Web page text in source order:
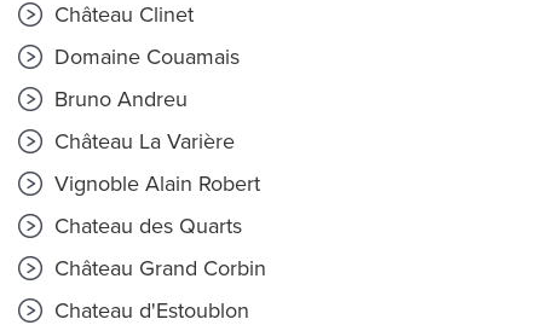
Château Clinet
Domaine Couamais
Bruno Andreu
Château La Varière
Vignoble Alain Robert
Chateau des Quarts
Château Grand Corbin
Chateau d'Estoublon